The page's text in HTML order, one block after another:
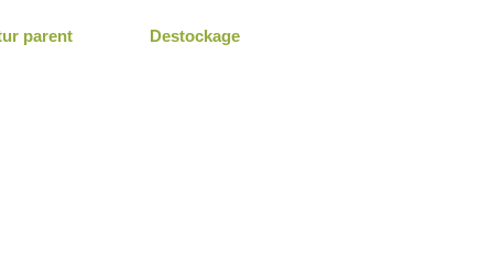
parent Destockage